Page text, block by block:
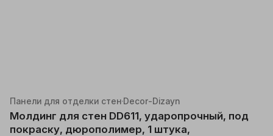
Каталог
Стройка, ремонт
Отделочные материалы
Панели для отделки стен Decor-Dizayn
Молдинг для стен DD611, ударопрочный, под
покраску, дюрополимер, 1 штука,